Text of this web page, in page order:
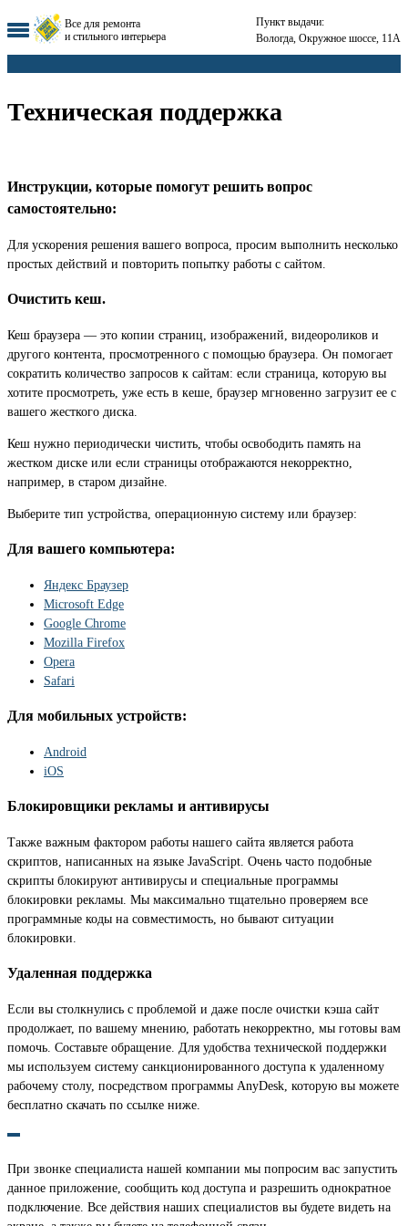
Все для ремонта
и стильного интерьера
Пункт выдачи:
Вологда, Окружное шоссе, 11А
Техническая поддержка
Инструкции, которые помогут решить вопрос
самостоятельно:
Для ускорения решения вашего вопроса, просим выполнить несколько
простых действий и повторить попытку работы с сайтом.
Очистить кеш.
Кеш браузера — это копии страниц, изображений, видеороликов и
другого контента, просмотренного с помощью браузера. Он помогает
сократить количество запросов к сайтам: если страница, которую вы
хотите просмотреть, уже есть в кеше, браузер мгновенно загрузит ее с
вашего жесткого диска.
Кеш нужно периодически чистить, чтобы освободить память на
жестком диске или если страницы отображаются некорректно,
например, в старом дизайне.
Выберите тип устройства, операционную систему или браузер:
Для вашего компьютера:
Яндекс Браузер
Microsoft Edge
Google Chrome
Mozilla Firefox
Opera
Safari
Для мобильных устройств:
Android
iOS
Блокировщики рекламы и антивирусы
Также важным фактором работы нашего сайта является работа
скриптов, написанных на языке JavaScript. Очень часто подобные
скрипты блокируют антивирусы и специальные программы
блокировки рекламы. Мы максимально тщательно проверяем все
программные коды на совместимость, но бывают ситуации
блокировки.
Удаленная поддержка
Если вы столкнулись с проблемой и даже после очистки кэша сайт
продолжает, по вашему мнению, работать некорректно, мы готовы вам
помочь. Составьте обращение. Для удобства технической поддержки
мы используем систему санкционированного доступа к удаленному
рабочему столу, посредством программы AnyDesk, которую вы можете
бесплатно скачать по ссылке ниже.
При звонке специалиста нашей компании мы попросим вас запустить
данное приложение, сообщить код доступа и разрешить однократное
подключение. Все действия наших специалистов вы будете видеть на